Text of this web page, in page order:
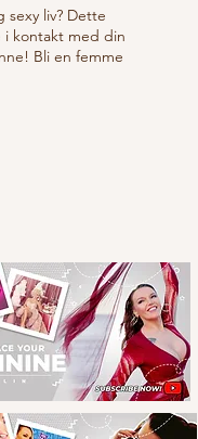
liv? Dette
kontakt med din
Bli en femme